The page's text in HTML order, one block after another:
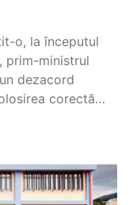
o, la începutul
prim-ministrul
dezacord
corectă…